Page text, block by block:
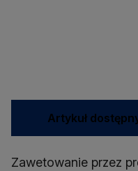
Artykuł
Zawetowanie przez